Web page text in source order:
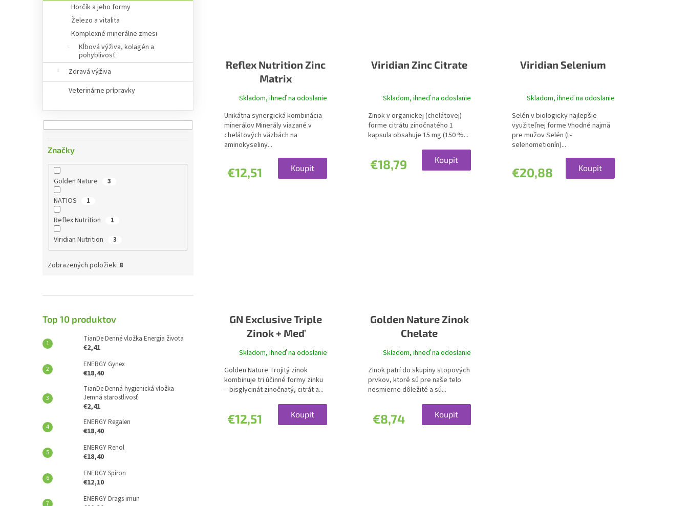
Horčík a jeho formy
Železo a vitalita
Komplexné minerálne zmesi
Kĺbová výživa, kolagén a
pohyblivosť
Zdravá výživa
Veterinárne prípravky
Značky
Golden Nature 3
NATIOS 1
Reflex Nutrition 1
Viridian Nutrition 3
Zobrazených položiek: 8
Top 10 produktov
TianDe Denné vložka Energia života
€2,41
ENERGY Gynex
€18,40
TianDe Denná hygienická vložka
Jemná starostlivosť
€2,41
ENERGY Regalen
€18,40
ENERGY Renol
€18,40
ENERGY Spiron
€12,10
ENERGY Drags imun
Reflex Nutrition Zinc
Matrix
Skladom, ihneď na odoslanie
€12,51 Koupit
Unikátna synergická kombinácia
minerálov Minerály viazané v
chelátových väzbách na
aminokyseliny...
Viridian Zinc Citrate
Skladom, ihneď na odoslanie
€18,79 Koupit
Zinok v organickej (chelátovej)
forme citrátu zinočnatého 1
kapsula obsahuje 15 mg (150 %...
Viridian Selenium
Skladom, ihneď na odoslanie
€20,88 Koupit
Selén v biologicky najlepšie
využiteľnej forme Vhodné najmä
pre mužov Selén (L-
selenometionín)...
GN Exclusive Triple
Zinok + Meď
Skladom, ihneď na odoslanie
€12,51 Koupit
Golden Nature Trojitý zinok
kombinuje tri účinné formy zinku
– bisglycinát zinočnatý, citrát a...
Golden Nature Zinok
Chelate
Skladom, ihneď na odoslanie
€8,74 Koupit
Zinok patrí do skupiny stopových
prvkov, ktoré sú pre naše telo
nesmierne dôležité a sú...